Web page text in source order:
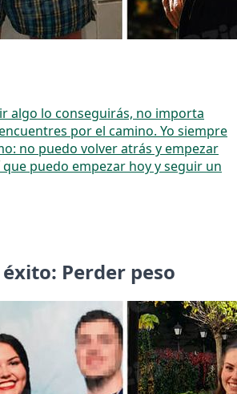
algo lo conseguirás, no importa
por el camino. Yo siempre
no puedo volver atrás y empezar
puedo empezar hoy y seguir un
Perder peso